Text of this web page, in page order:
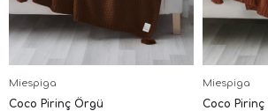
Miespiga
Coco Pirinç Örgü
Miespiga
Coco Pirinç